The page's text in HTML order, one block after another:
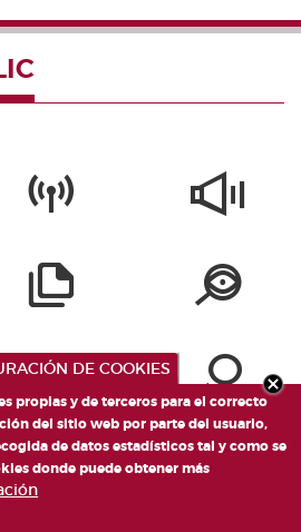
DE COOKIES
propias y de terceros para el correcto
del sitio web por parte del usuario,
de datos estadísticos tal y como se
donde puede obtener más